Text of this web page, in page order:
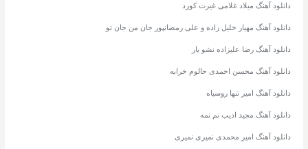
دانلود آهنگ میلاد غلامی غیرت کورد
دانلود آهنگ مهیار خلیل زاده و علی رمضانپور جان من جان تو
دانلود آهنگ رضا علیزاده نشو یار
دانلود آهنگ محسن احمدی حالوم خرابه
دانلود آهنگ امیر تنها روسیاه
دانلود آهنگ مجید ادیب نم نمه
دانلود آهنگ امیر محمدی نمیری نمیری